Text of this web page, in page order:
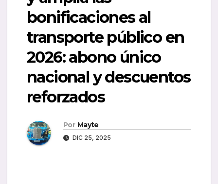
bonificaciones al
transporte público en
2026: abono único
nacional y descuentos
reforzados
Por Mayte
DIC 25, 2025